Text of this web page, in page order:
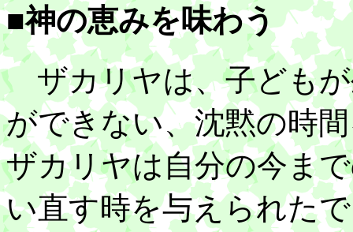
■神の恵みを味わう
ザカリヤは、子どもが
ができない、沈黙の時
ザカリヤは自分の今ま
い直す時を与えられた